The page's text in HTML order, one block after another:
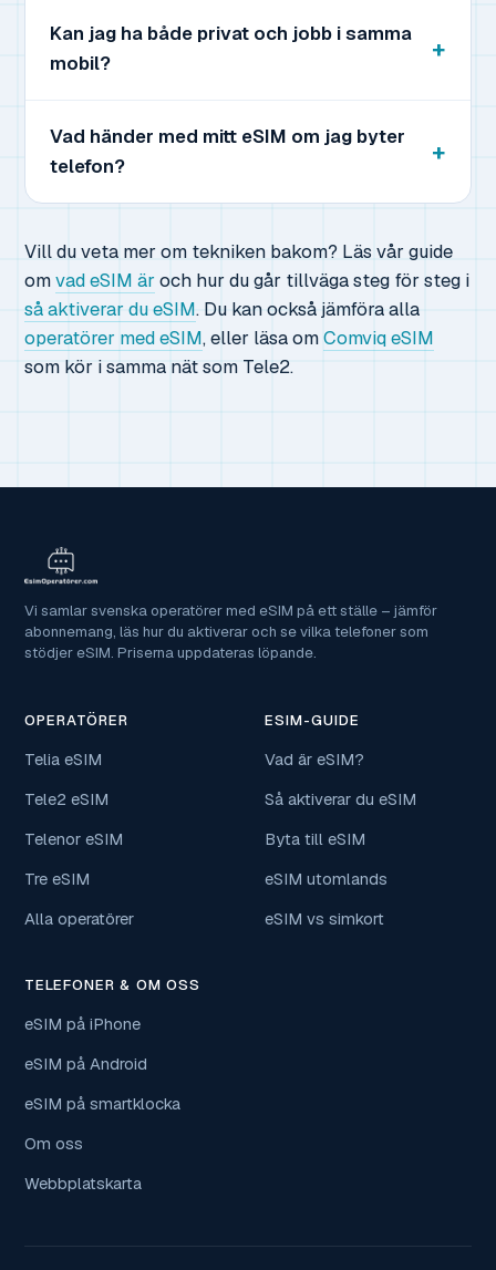
Kan jag ha både privat och jobb i samma
mobil?
Vad händer med mitt eSIM om jag byter
telefon?
Vill du veta mer om tekniken bakom? Läs vår guide
omvad eSIM äroch hur du går tillväga steg för steg i
så aktiverar du eSIM. Du kan också jämföra alla
operatörer med eSIM, eller läsa omComviq eSIM
som kör i samma nät som Tele2.
Vi samlar svenska operatörer med eSIM på ett ställe – jämför
abonnemang, läs hur du aktiverar och se vilka telefoner som
stödjer eSIM. Priserna uppdateras löpande.
OPERATÖRER
Telia eSIM
Tele2 eSIM
Telenor eSIM
Tre eSIM
Alla operatörer
ESIM-GUIDE
Vad är eSIM?
Så aktiverar du eSIM
Byta till eSIM
eSIM utomlands
eSIM vs simkort
TELEFONER & OM OSS
eSIM på iPhone
eSIM på Android
eSIM på smartklocka
Om oss
Webbplatskarta